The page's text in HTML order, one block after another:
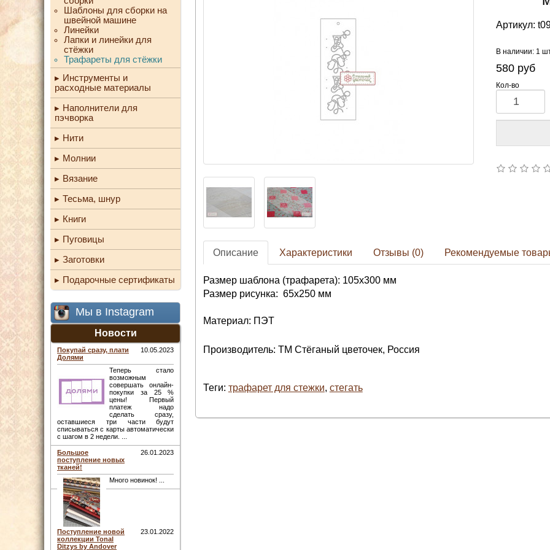
Шаблоны для сборки на
швейной машине
Линейки
Лапки и линейки для
стёжки
Трафареты для стёжки
Инструменты и
расходные материалы
Наполнители для
пэчворка
Нити
Молнии
Вязание
Тесьма, шнур
Книги
Пуговицы
Заготовки
Подарочные сертификаты
Мы в Instagram
Новости
Покупай сразу, плати
Долями
10.05.2023
Теперь стало
возможным
совершать онлайн-
покупки за 25 %
цены! Первый
платеж надо
сделать сразу,
оставшиеся три части будут
списываться с карты автоматически
с шагом в 2 недели. ...
Большое
поступление новых
тканей!
26.01.2023
Много новинок! ...
Поступление новой
коллекции Tonal
Ditzys by Andover
23.01.2022
Артикул:
В наличии: 1
580 руб
Кол-во
Описание Характеристики Отзывы (0) Рекомендуемые
Размер шаблона (трафарета): 105х300 мм
Размер рисунка: 65х250 мм
Материал: ПЭТ
Производитель: ТМ Стёганый цветочек, Россия
Теги: трафарет для стежки, стегать